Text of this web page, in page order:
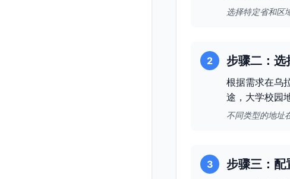
选择特定省和区
2 步骤二：选
根据需求在乌
途，大学校园
不同类型的地址
3 步骤三：配